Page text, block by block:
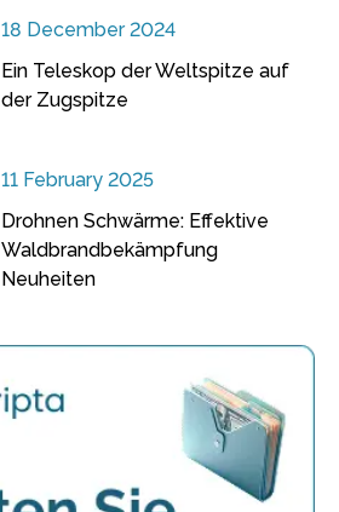
18 December 2024
Ein Teleskop der Weltspitze auf
der Zugspitze
11 February 2025
Drohnen Schwärme: Effektive
Waldbrandbekämpfung
Neuheiten